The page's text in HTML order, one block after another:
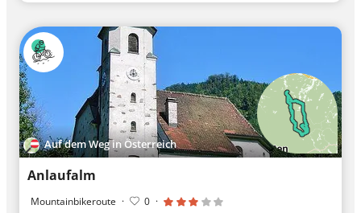
Auf dem Weg in Österreich
Anlaufalm
Mountainbikeroute · 0 ·